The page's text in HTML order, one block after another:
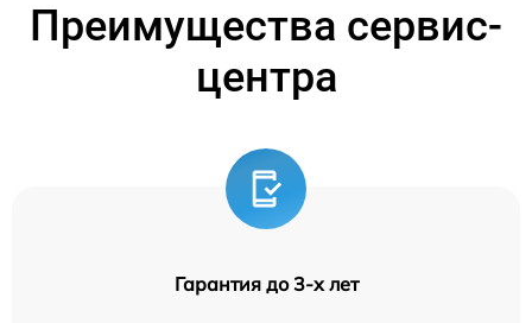
Преимущества сервис-
центра
Гарантия до 3-х лет